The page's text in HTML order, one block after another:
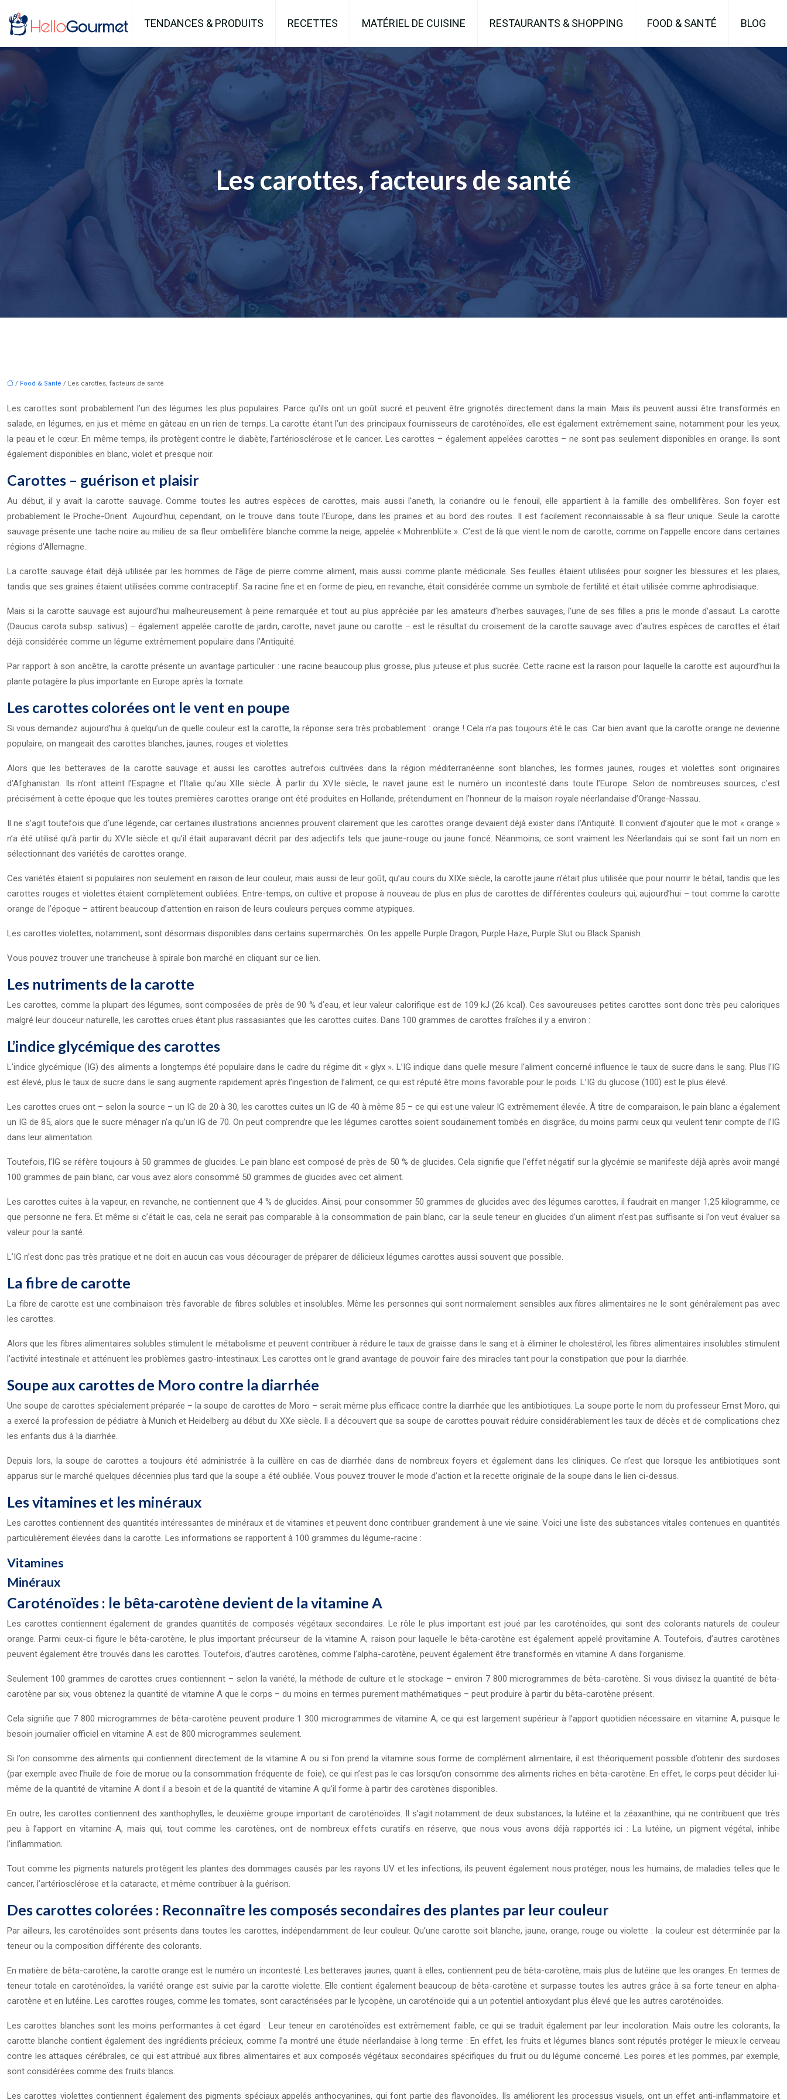
TENDANCES & PRODUITS RECETTES MATÉRIEL DE CUISINE RESTAURANTS & SHOPPING FOOD & SANTÉ BLOG
Les carottes, facteurs de santé
/ Food & Santé / Les carottes, facteurs de santé
Les carottes sont probablement l’un des légumes les plus populaires. Parce qu’ils ont un goût sucré et peuvent être grignotés directement dans la main. Mais ils peuvent aussi être transformés en
salade, en légumes, en jus et même en gâteau en un rien de temps. La carotte étant l’un des principaux fournisseurs de caroténoïdes, elle est également extrêmement saine, notamment pour les yeux,
la peau et le cœur. En même temps, ils protègent contre le diabète, l’artériosclérose et le cancer. Les carottes – également appelées carottes – ne sont pas seulement disponibles en orange. Ils sont
également disponibles en blanc, violet et presque noir.
Carottes – guérison et plaisir
Au début, il y avait la carotte sauvage. Comme toutes les autres espèces de carottes, mais aussi l’aneth, la coriandre ou le fenouil, elle appartient à la famille des ombellifères. Son foyer est
probablement le Proche-Orient. Aujourd’hui, cependant, on le trouve dans toute l’Europe, dans les prairies et au bord des routes. Il est facilement reconnaissable à sa fleur unique. Seule la carotte
sauvage présente une tache noire au milieu de sa fleur ombellifère blanche comme la neige, appelée « Mohrenblüte ». C’est de là que vient le nom de carotte, comme on l’appelle encore dans certaines
régions d’Allemagne.
La carotte sauvage était déjà utilisée par les hommes de l’âge de pierre comme aliment, mais aussi comme plante médicinale. Ses feuilles étaient utilisées pour soigner les blessures et les plaies,
tandis que ses graines étaient utilisées comme contraceptif. Sa racine fine et en forme de pieu, en revanche, était considérée comme un symbole de fertilité et était utilisée comme aphrodisiaque.
Mais si la carotte sauvage est aujourd’hui malheureusement à peine remarquée et tout au plus appréciée par les amateurs d’herbes sauvages, l’une de ses filles a pris le monde d’assaut. La carotte
(Daucus carota subsp. sativus) – également appelée carotte de jardin, carotte, navet jaune ou carotte – est le résultat du croisement de la carotte sauvage avec d’autres espèces de carottes et était
déjà considérée comme un légume extrêmement populaire dans l’Antiquité.
Par rapport à son ancêtre, la carotte présente un avantage particulier : une racine beaucoup plus grosse, plus juteuse et plus sucrée. Cette racine est la raison pour laquelle la carotte est aujourd’hui la
plante potagère la plus importante en Europe après la tomate.
Les carottes colorées ont le vent en poupe
Si vous demandez aujourd’hui à quelqu’un de quelle couleur est la carotte, la réponse sera très probablement : orange ! Cela n’a pas toujours été le cas. Car bien avant que la carotte orange ne devienne
populaire, on mangeait des carottes blanches, jaunes, rouges et violettes.
Alors que les betteraves de la carotte sauvage et aussi les carottes autrefois cultivées dans la région méditerranéenne sont blanches, les formes jaunes, rouges et violettes sont originaires
d’Afghanistan. Ils n’ont atteint l’Espagne et l’Italie qu’au XIIe siècle. À partir du XVIe siècle, le navet jaune est le numéro un incontesté dans toute l’Europe. Selon de nombreuses sources, c’est
précisément à cette époque que les toutes premières carottes orange ont été produites en Hollande, prétendument en l’honneur de la maison royale néerlandaise d’Orange-Nassau.
Il ne s’agit toutefois que d’une légende, car certaines illustrations anciennes prouvent clairement que les carottes orange devaient déjà exister dans l’Antiquité. Il convient d’ajouter que le mot « orange »
n’a été utilisé qu’à partir du XVIe siècle et qu’il était auparavant décrit par des adjectifs tels que jaune-rouge ou jaune foncé. Néanmoins, ce sont vraiment les Néerlandais qui se sont fait un nom en
sélectionnant des variétés de carottes orange.
Ces variétés étaient si populaires non seulement en raison de leur couleur, mais aussi de leur goût, qu’au cours du XIXe siècle, la carotte jaune n’était plus utilisée que pour nourrir le bétail, tandis que les
carottes rouges et violettes étaient complètement oubliées. Entre-temps, on cultive et propose à nouveau de plus en plus de carottes de différentes couleurs qui, aujourd’hui – tout comme la carotte
orange de l’époque – attirent beaucoup d’attention en raison de leurs couleurs perçues comme atypiques.
Les carottes violettes, notamment, sont désormais disponibles dans certains supermarchés. On les appelle Purple Dragon, Purple Haze, Purple Slut ou Black Spanish.
Vous pouvez trouver une trancheuse à spirale bon marché en cliquant sur ce lien.
Les nutriments de la carotte
Les carottes, comme la plupart des légumes, sont composées de près de 90 % d’eau, et leur valeur calorifique est de 109 kJ (26 kcal). Ces savoureuses petites carottes sont donc très peu caloriques
malgré leur douceur naturelle, les carottes crues étant plus rassasiantes que les carottes cuites. Dans 100 grammes de carottes fraîches il y a environ :
L’indice glycémique des carottes
L’indice glycémique (IG) des aliments a longtemps été populaire dans le cadre du régime dit « glyx ». L’IG indique dans quelle mesure l’aliment concerné influence le taux de sucre dans le sang. Plus l’IG
est élevé, plus le taux de sucre dans le sang augmente rapidement après l’ingestion de l’aliment, ce qui est réputé être moins favorable pour le poids. L’IG du glucose (100) est le plus élevé.
Les carottes crues ont – selon la source – un IG de 20 à 30, les carottes cuites un IG de 40 à même 85 – ce qui est une valeur IG extrêmement élevée. À titre de comparaison, le pain blanc a également
un IG de 85, alors que le sucre ménager n’a qu’un IG de 70. On peut comprendre que les légumes carottes soient soudainement tombés en disgrâce, du moins parmi ceux qui veulent tenir compte de l’IG
dans leur alimentation.
Toutefois, l’IG se réfère toujours à 50 grammes de glucides. Le pain blanc est composé de près de 50 % de glucides. Cela signifie que l’effet négatif sur la glycémie se manifeste déjà après avoir mangé
100 grammes de pain blanc, car vous avez alors consommé 50 grammes de glucides avec cet aliment.
Les carottes cuites à la vapeur, en revanche, ne contiennent que 4 % de glucides. Ainsi, pour consommer 50 grammes de glucides avec des légumes carottes, il faudrait en manger 1,25 kilogramme, ce
que personne ne fera. Et même si c’était le cas, cela ne serait pas comparable à la consommation de pain blanc, car la seule teneur en glucides d’un aliment n’est pas suffisante si l’on veut évaluer sa
valeur pour la santé.
L’IG n’est donc pas très pratique et ne doit en aucun cas vous décourager de préparer de délicieux légumes carottes aussi souvent que possible.
La fibre de carotte
La fibre de carotte est une combinaison très favorable de fibres solubles et insolubles. Même les personnes qui sont normalement sensibles aux fibres alimentaires ne le sont généralement pas avec
les carottes.
Alors que les fibres alimentaires solubles stimulent le métabolisme et peuvent contribuer à réduire le taux de graisse dans le sang et à éliminer le cholestérol, les fibres alimentaires insolubles stimulent
l’activité intestinale et atténuent les problèmes gastro-intestinaux. Les carottes ont le grand avantage de pouvoir faire des miracles tant pour la constipation que pour la diarrhée.
Soupe aux carottes de Moro contre la diarrhée
Une soupe de carottes spécialement préparée – la soupe de carottes de Moro – serait même plus efficace contre la diarrhée que les antibiotiques. La soupe porte le nom du professeur Ernst Moro, qui
a exercé la profession de pédiatre à Munich et Heidelberg au début du XXe siècle. Il a découvert que sa soupe de carottes pouvait réduire considérablement les taux de décès et de complications chez
les enfants dus à la diarrhée.
Depuis lors, la soupe de carottes a toujours été administrée à la cuillère en cas de diarrhée dans de nombreux foyers et également dans les cliniques. Ce n’est que lorsque les antibiotiques sont
apparus sur le marché quelques décennies plus tard que la soupe a été oubliée. Vous pouvez trouver le mode d’action et la recette originale de la soupe dans le lien ci-dessus.
Les vitamines et les minéraux
Les carottes contiennent des quantités intéressantes de minéraux et de vitamines et peuvent donc contribuer grandement à une vie saine. Voici une liste des substances vitales contenues en quantités
particulièrement élevées dans la carotte. Les informations se rapportent à 100 grammes du légume-racine :
Vitamines
Minéraux
Caroténoïdes : le bêta-carotène devient de la vitamine A
Les carottes contiennent également de grandes quantités de composés végétaux secondaires. Le rôle le plus important est joué par les caroténoïdes, qui sont des colorants naturels de couleur
orange. Parmi ceux-ci figure le bêta-carotène, le plus important précurseur de la vitamine A, raison pour laquelle le bêta-carotène est également appelé provitamine A. Toutefois, d’autres carotènes
peuvent également être trouvés dans les carottes. Toutefois, d’autres carotènes, comme l’alpha-carotène, peuvent également être transformés en vitamine A dans l’organisme.
Seulement 100 grammes de carottes crues contiennent – selon la variété, la méthode de culture et le stockage – environ 7 800 microgrammes de bêta-carotène. Si vous divisez la quantité de bêta-
carotène par six, vous obtenez la quantité de vitamine A que le corps – du moins en termes purement mathématiques – peut produire à partir du bêta-carotène présent.
Cela signifie que 7 800 microgrammes de bêta-carotène peuvent produire 1 300 microgrammes de vitamine A, ce qui est largement supérieur à l’apport quotidien nécessaire en vitamine A, puisque le
besoin journalier officiel en vitamine A est de 800 microgrammes seulement.
Si l’on consomme des aliments qui contiennent directement de la vitamine A ou si l’on prend la vitamine sous forme de complément alimentaire, il est théoriquement possible d’obtenir des surdoses
(par exemple avec l’huile de foie de morue ou la consommation fréquente de foie), ce qui n’est pas le cas lorsqu’on consomme des aliments riches en bêta-carotène. En effet, le corps peut décider lui-
même de la quantité de vitamine A dont il a besoin et de la quantité de vitamine A qu’il forme à partir des carotènes disponibles.
En outre, les carottes contiennent des xanthophylles, le deuxième groupe important de caroténoïdes. Il s’agit notamment de deux substances, la lutéine et la zéaxanthine, qui ne contribuent que très
peu à l’apport en vitamine A, mais qui, tout comme les carotènes, ont de nombreux effets curatifs en réserve, que nous vous avons déjà rapportés ici : La lutéine, un pigment végétal, inhibe
l’inflammation.
Tout comme les pigments naturels protègent les plantes des dommages causés par les rayons UV et les infections, ils peuvent également nous protéger, nous les humains, de maladies telles que le
cancer, l’artériosclérose et la cataracte, et même contribuer à la guérison.
Des carottes colorées : Reconnaître les composés secondaires des plantes par leur couleur
Par ailleurs, les caroténoïdes sont présents dans toutes les carottes, indépendamment de leur couleur. Qu’une carotte soit blanche, jaune, orange, rouge ou violette : la couleur est déterminée par la
teneur ou la composition différente des colorants.
En matière de bêta-carotène, la carotte orange est le numéro un incontesté. Les betteraves jaunes, quant à elles, contiennent peu de bêta-carotène, mais plus de lutéine que les oranges. En termes de
teneur totale en caroténoïdes, la variété orange est suivie par la carotte violette. Elle contient également beaucoup de bêta-carotène et surpasse toutes les autres grâce à sa forte teneur en alpha-
carotène et en lutéine. Les carottes rouges, comme les tomates, sont caractérisées par le lycopène, un caroténoïde qui a un potentiel antioxydant plus élevé que les autres caroténoïdes.
Les carottes blanches sont les moins performantes à cet égard : Leur teneur en caroténoïdes est extrêmement faible, ce qui se traduit également par leur incoloration. Mais outre les colorants, la
carotte blanche contient également des ingrédients précieux, comme l’a montré une étude néerlandaise à long terme : En effet, les fruits et légumes blancs sont réputés protéger le mieux le cerveau
contre les attaques cérébrales, ce qui est attribué aux fibres alimentaires et aux composés végétaux secondaires spécifiques du fruit ou du légume concerné. Les poires et les pommes, par exemple,
sont considérées comme des fruits blancs.
Les carottes violettes contiennent également des pigments spéciaux appelés anthocyanines, qui font partie des flavonoïdes. Ils améliorent les processus visuels, ont un effet anti-inflammatoire et